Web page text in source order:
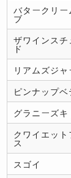
バタークリー
ブ
ザワインスチ
ド
リアムズジャ
ピンナップベ
グラニーズキ
クワイエット
ス
スゴイ